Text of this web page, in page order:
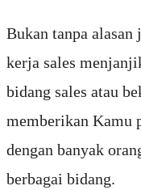
Bukan tanpa
kerja sales
bidang sales atau
memberikan Kamu
dengan banyak
berbagai bidang.